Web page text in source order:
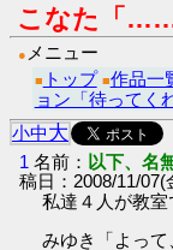
こなた「……
● メニュー
■ トップ ■作品一
ョン「待ってく
小中大
1 名前： 以下、名
稿日：2008/11/07(
私達４人が教室
みゆき「よっ